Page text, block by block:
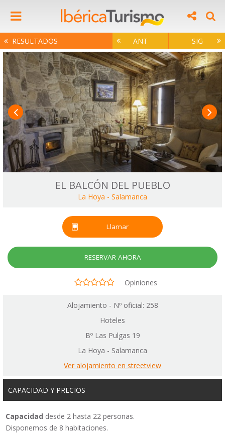
RESULTADOS ANT SIG
EL BALCÓN DEL PUEBLO
La Hoya - Salamanca
Llamar
RESERVAR AHORA
Opiniones
Alojamiento - Nº oficial: 258
Hoteles
Bº Las Pulgas 19
La Hoya - Salamanca
Ver alojamiento en streetview
CAPACIDAD Y PRECIOS
Capacidad desde 2 hasta 22 personas.
Disponemos de 8 habitaciones.